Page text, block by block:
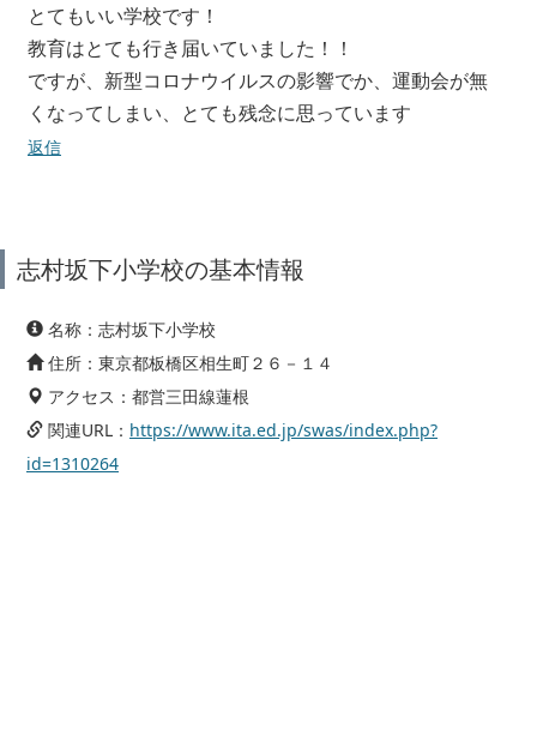
とてもいい学校です！
教育はとても行き届いていました！！
ですが、新型コロナウイルスの影響でか、運動会が無
くなってしまい、とても残念に思っています
返信
志村坂下小学校の基本情報
名称：志村坂下小学校
住所：東京都板橋区相生町２６－１４
アクセス：都営三田線蓮根
関連URL： https://www.ita.ed.jp/swas/index.php?
id=1310264